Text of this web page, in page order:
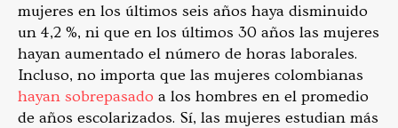
mujeres en los últimos seis años haya disminuido
un 4,2 %, ni que en los últimos 30 años las mujeres
hayan aumentado el número de horas laborales.
Incluso, no importa que las mujeres colombianas
hayan sobrepasado a los hombres en el promedio
de años escolarizados. Sí, las mujeres estudian más